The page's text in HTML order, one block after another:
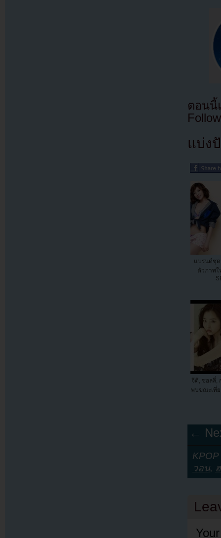
ตอนนี้
แบ่ง
แบรนด์ชุด
ตัวภาพใ
จีดี, ซอลลี่,
พบขณะเที่
←
วอน,